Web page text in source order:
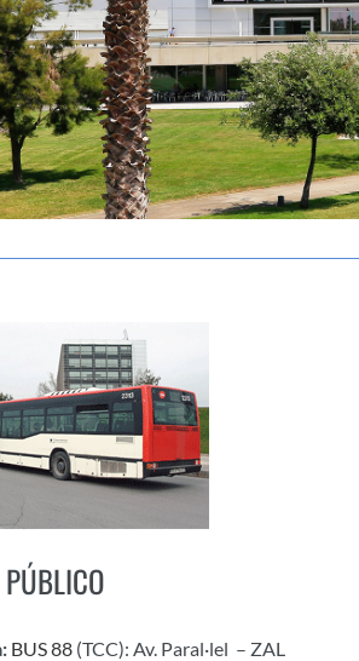
BUS 88 (TCC): Av. Paral·lel – ZAL